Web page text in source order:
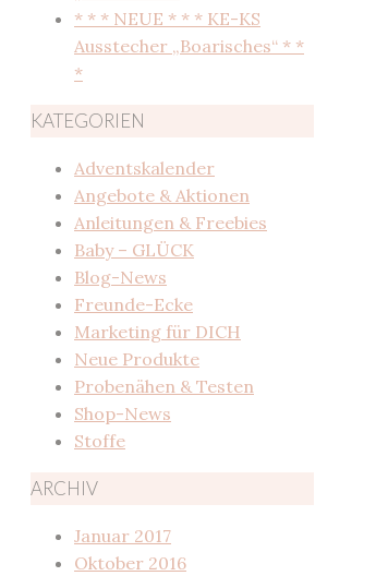
* * * NEUE * * * KE-KS
Ausstecher „Boarisches“ * *
*
KATEGORIEN
Adventskalender
Angebote & Aktionen
Anleitungen & Freebies
Baby – GLÜCK
Blog-News
Freunde-Ecke
Marketing für DICH
Neue Produkte
Probenähen & Testen
Shop-News
Stoffe
ARCHIV
Januar 2017
Oktober 2016